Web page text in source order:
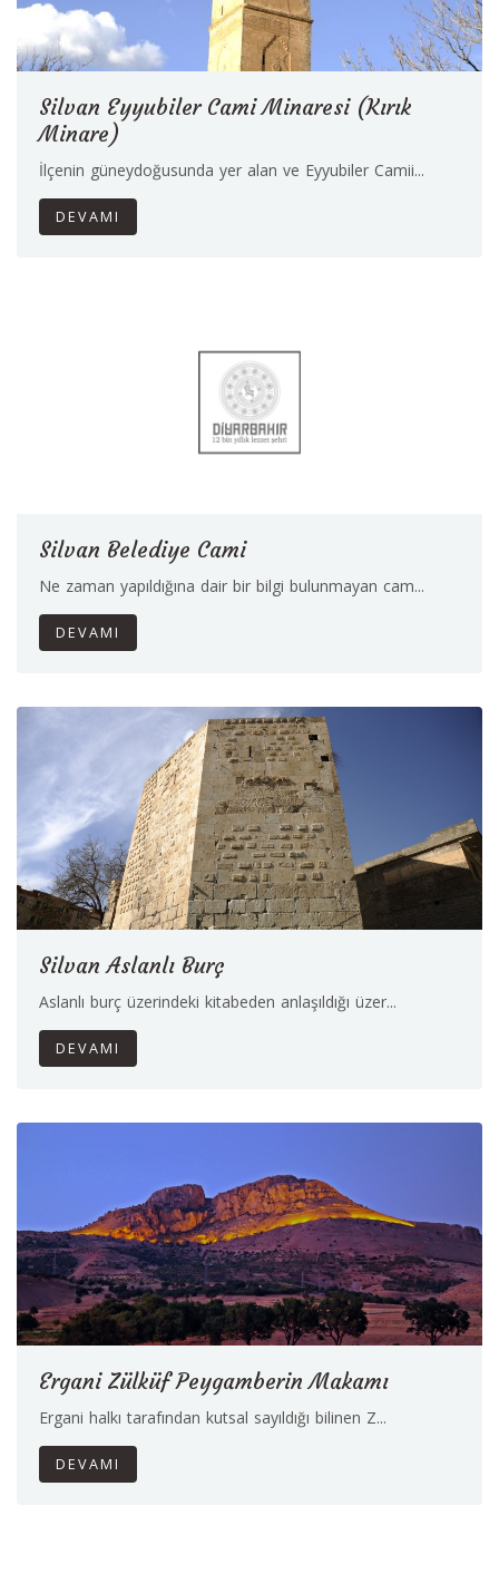
Silvan Eyyubiler Cami Minaresi (Kırık
Minare)
İlçenin güneydoğusunda yer alan ve Eyyubiler Camii...
DEVAMI
Silvan Belediye Cami
Ne zaman yapıldığına dair bir bilgi bulunmayan cam...
DEVAMI
Silvan Aslanlı Burç
Aslanlı burç üzerindeki kitabeden anlaşıldığı üzer...
DEVAMI
Ergani Zülküf Peygamberin Makamı
Ergani halkı tarafından kutsal sayıldığı bilinen Z...
DEVAMI